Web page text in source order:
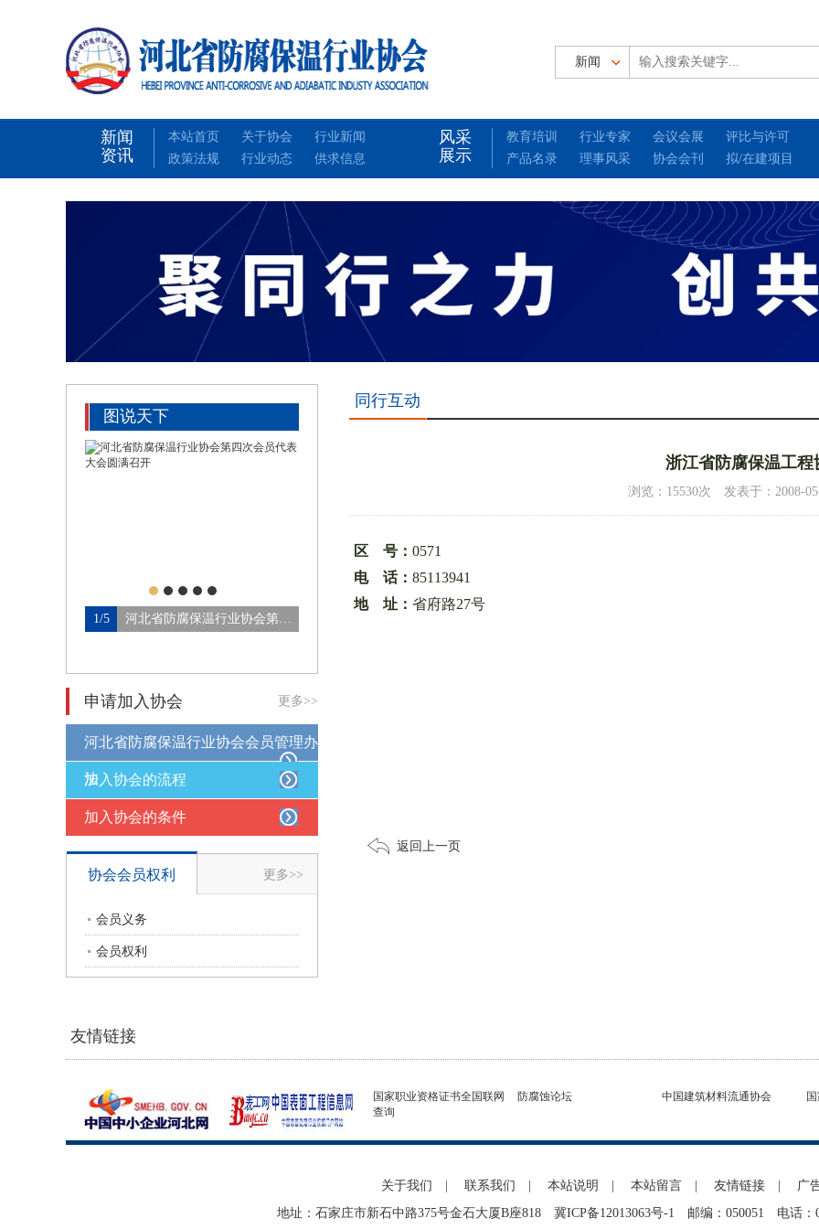
新闻
资讯
本站首页 关于协会
行业新闻
政策法规
行业动态 供求信息
风采
展示
教育培训 行业专家 会议会展
评比与许可
产品名录
理事风采 协会会刊 拟/在建项目
图说天下
1/5 河北省防腐保温行业协会第四…
申请加入协会 更多>>
河北省防腐保温行业协会会员管理办
法
加入协会的流程
加入协会的条件
协会会员权利 更多>>
会员义务
会员权利
同行互动
浙江省防腐保温工程
浏览：15530次 发表于：2008-
区 号： 0571
电 话： 85113941
地 址： 省府路27号
返回上一页
友情链接
国家职业资格证书全国联网
查询
防腐蚀论坛 中国建筑材料流通协会
关于我们 联系我们 本站说明 本站留言 友情链接
广
地址：石家庄市新石中路375号金石大厦B座818 冀ICP备12013063号-1 邮编：050051 电话：